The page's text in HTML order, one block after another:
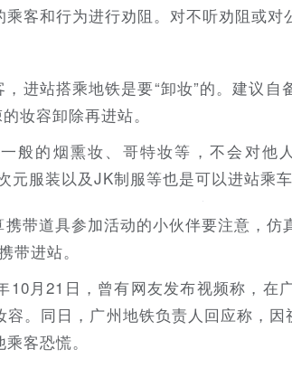
客和行为进行劝阻。对不听劝阻或
进站搭乘地铁是要“卸妆”的。建议
妆容卸除再进站。
般的烟熏妆、哥特妆等，不会对他
服装以及JK制服等也是可以进站乘车
带道具参加活动的小伙伴要注意，
带进站。
10月21日，曾有网友发布视频称，在
。同日，广州地铁负责人回应称，因
客恐慌。